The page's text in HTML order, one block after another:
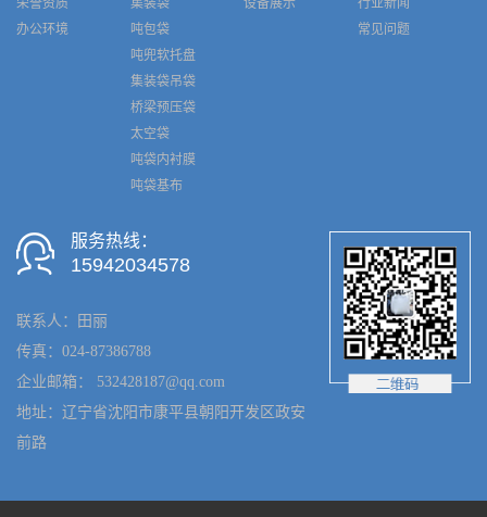
荣誉资质
办公环境
集装袋
吨包袋
吨兜软托盘
集装袋吊袋
桥梁预压袋
太空袋
吨袋内衬膜
吨袋基布
设备展示
行业新闻
常见问题
服务热线：
15942034578
联系人：田丽
传真：024-87386788
企业邮箱： 532428187@qq.com
地址：辽宁省沈阳市康平县朝阳开发区政安
前路